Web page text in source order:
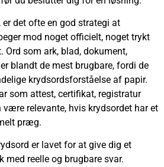
det ofte en god strategi at
mod noget officielt, noget trykt
Ord som ark, blad, dokument,
blandt de mest brugbare, fordi de
krydsordsforståelse af papir.
som attest, certifikat, registratur
relevante, hvis krydsordet har et
præg.
er lavet for at give dig et
reelle og brugbare svar.